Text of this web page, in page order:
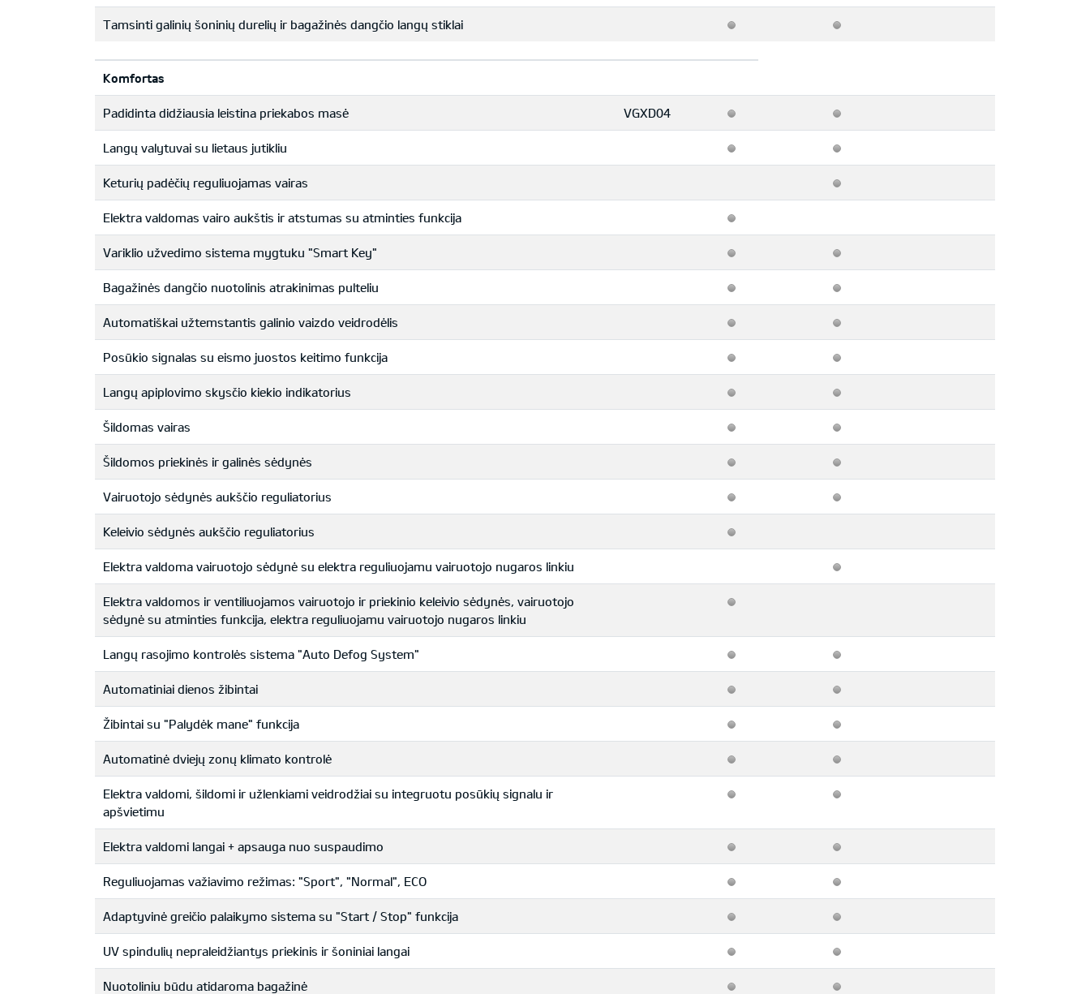
Tamsinti galinių šoninių durelių ir bagažinės dangčio langų stiklai
Komfortas
Padidinta didžiausia leistina priekabos masė VGXD04
Langų valytuvai su lietaus jutikliu
Keturių padėčių reguliuojamas vairas
Elektra valdomas vairo aukštis ir atstumas su atminties funkcija
Variklio užvedimo sistema mygtuku "Smart Key"
Bagažinės dangčio nuotolinis atrakinimas pulteliu
Automatiškai užtemstantis galinio vaizdo veidrodėlis
Posūkio signalas su eismo juostos keitimo funkcija
Langų apiplovimo skysčio kiekio indikatorius
Šildomas vairas
Šildomos priekinės ir galinės sėdynės
Vairuotojo sėdynės aukščio reguliatorius
Keleivio sėdynės aukščio reguliatorius
Elektra valdoma vairuotojo sėdynė su elektra reguliuojamu vairuotojo nugaros linkiu
Elektra valdomos ir ventiliuojamos vairuotojo ir priekinio keleivio sėdynės, vairuotojo
sėdynė su atminties funkcija, elektra reguliuojamu vairuotojo nugaros linkiu
Langų rasojimo kontrolės sistema "Auto Defog System"
Automatiniai dienos žibintai
Žibintai su "Palydėk mane" funkcija
Automatinė dviejų zonų klimato kontrolė
Elektra valdomi, šildomi ir užlenkiami veidrodžiai su integruotu posūkių signalu ir
apšvietimu
Elektra valdomi langai + apsauga nuo suspaudimo
Reguliuojamas važiavimo režimas: "Sport", "Normal", ECO
Adaptyvinė greičio palaikymo sistema su "Start / Stop" funkcija
UV spindulių nepraleidžiantys priekinis ir šoniniai langai
Nuotoliniu būdu atidaroma bagažinė